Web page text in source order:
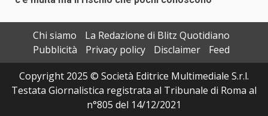
Chi siamo
La Redazione di Blitz Quotidiano
Pubblicità
Privacy policy Disclaimer
Feed
Copyright 2025 © Società Editrice Multimediale S.r.l.
Testata Giornalistica registrata al Tribunale di Roma al
n°805 del 14/12/2021